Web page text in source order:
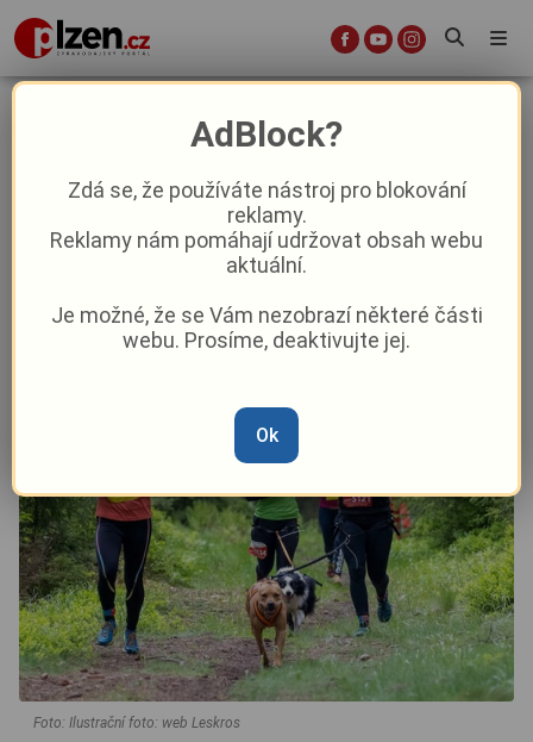
První závod seriálu Leskros
Chariťák se běží již v neděli na
Kamenném rybníce
Lifestyle
Peggy Kýrová –28. 1. 2023 08:39
Foto: Ilustrační foto: web Leskros
AdBlock?
Zdá se, že používáte nástroj pro blokování
reklamy.
Reklamy nám pomáhají udržovat obsah webu
aktuální.
Je možné, že se Vám nezobrazí některé části
webu. Prosíme, deaktivujte jej.
Ok